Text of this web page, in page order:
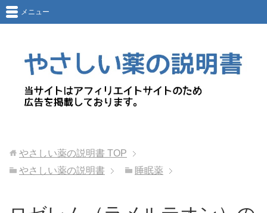
メニュー
やさしい薬の説明書 TOP
やさしい薬の説明書
睡眠薬